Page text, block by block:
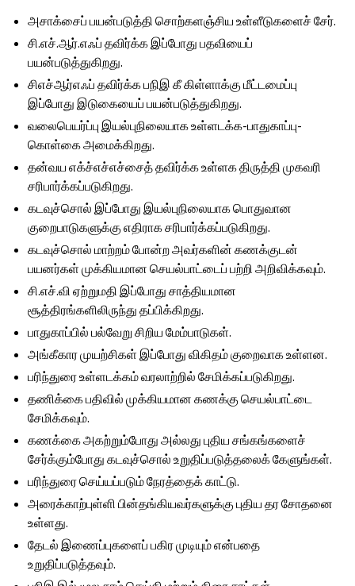
அசாக்சைப் பயன்படுத்தி சொற்களஞ்சிய உள்ளீடுகளைச் சேர்.
சி.எச்.ஆர்.எஃப் தவிர்க்க இப்போது பதவியைப்
பயன்படுத்துகிறது.
சிஎச்ஆர்எஃப் தவிர்க்க பநிஇ கீ கிள்ளாக்கு மீட்டமைப்பு
இப்போது இடுகையைப் பயன்படுத்துகிறது.
வலைபெயர்ப்பு இயல்புநிலையாக உள்ளடக்க-பாதுகாப்பு-
கொள்கை அமைக்கிறது.
தன்வய எக்ச்எச்எச்சைத் தவிர்க்க உள்ளக திருத்தி முகவரி
சரிபார்க்கப்படுகிறது.
கடவுச்சொல் இப்போது இயல்புநிலையாக பொதுவான
குறைபாடுகளுக்கு எதிராக சரிபார்க்கப்படுகிறது.
கடவுச்சொல் மாற்றம் போன்ற அவர்களின் கணக்குடன்
பயனர்கள் முக்கியமான செயல்பாட்டைப் பற்றி அறிவிக்கவும்.
சி.எச்.வி ஏற்றுமதி இப்போது சாத்தியமான
சூத்திரங்களிலிருந்து தப்பிக்கிறது.
பாதுகாப்பில் பல்வேறு சிறிய மேம்பாடுகள்.
அங்கீகார முயற்சிகள் இப்போது விகிதம் குறைவாக உள்ளன.
பரிந்துரை உள்ளடக்கம் வரலாற்றில் சேமிக்கப்படுகிறது.
தணிக்கை பதிவில் முக்கியமான கணக்கு செயல்பாட்டை
சேமிக்கவும்.
கணக்கை அகற்றும்போது அல்லது புதிய சங்கங்களைச்
சேர்க்கும்போது கடவுச்சொல் உறுதிப்படுத்தலைக் கேளுங்கள்.
பரிந்துரை செய்யப்படும் நேரத்தைக் காட்டு.
அரைக்காற்புள்ளி பின்தங்கியவர்களுக்கு புதிய தர சோதனை
உள்ளது.
தேடல் இணைப்புகளைப் பகிர முடியும் என்பதை
உறுதிப்படுத்தவும்.